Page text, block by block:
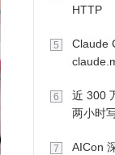
HTTP
5
Claude
6
近 300
两小时
7
AICon